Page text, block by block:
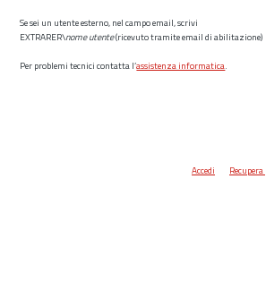
Se sei un utente esterno, nel campo email, scrivi
EXTRARER\nome utente(ricevuto tramite email di abilitazione)
Per problemi tecnici contatta l’assistenza informatica.
Accedi